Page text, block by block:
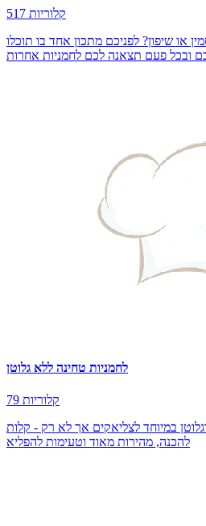
517 קלוריות
או שיפון? לפניכם מתכון אחד בו תוכלו
לחמניות טחינה ללא גלוטן
79 קלוריות
במיוחד לצליאקים אך לא רק - קלות
להכנה, מהירות מאוד וטעימות להפליא